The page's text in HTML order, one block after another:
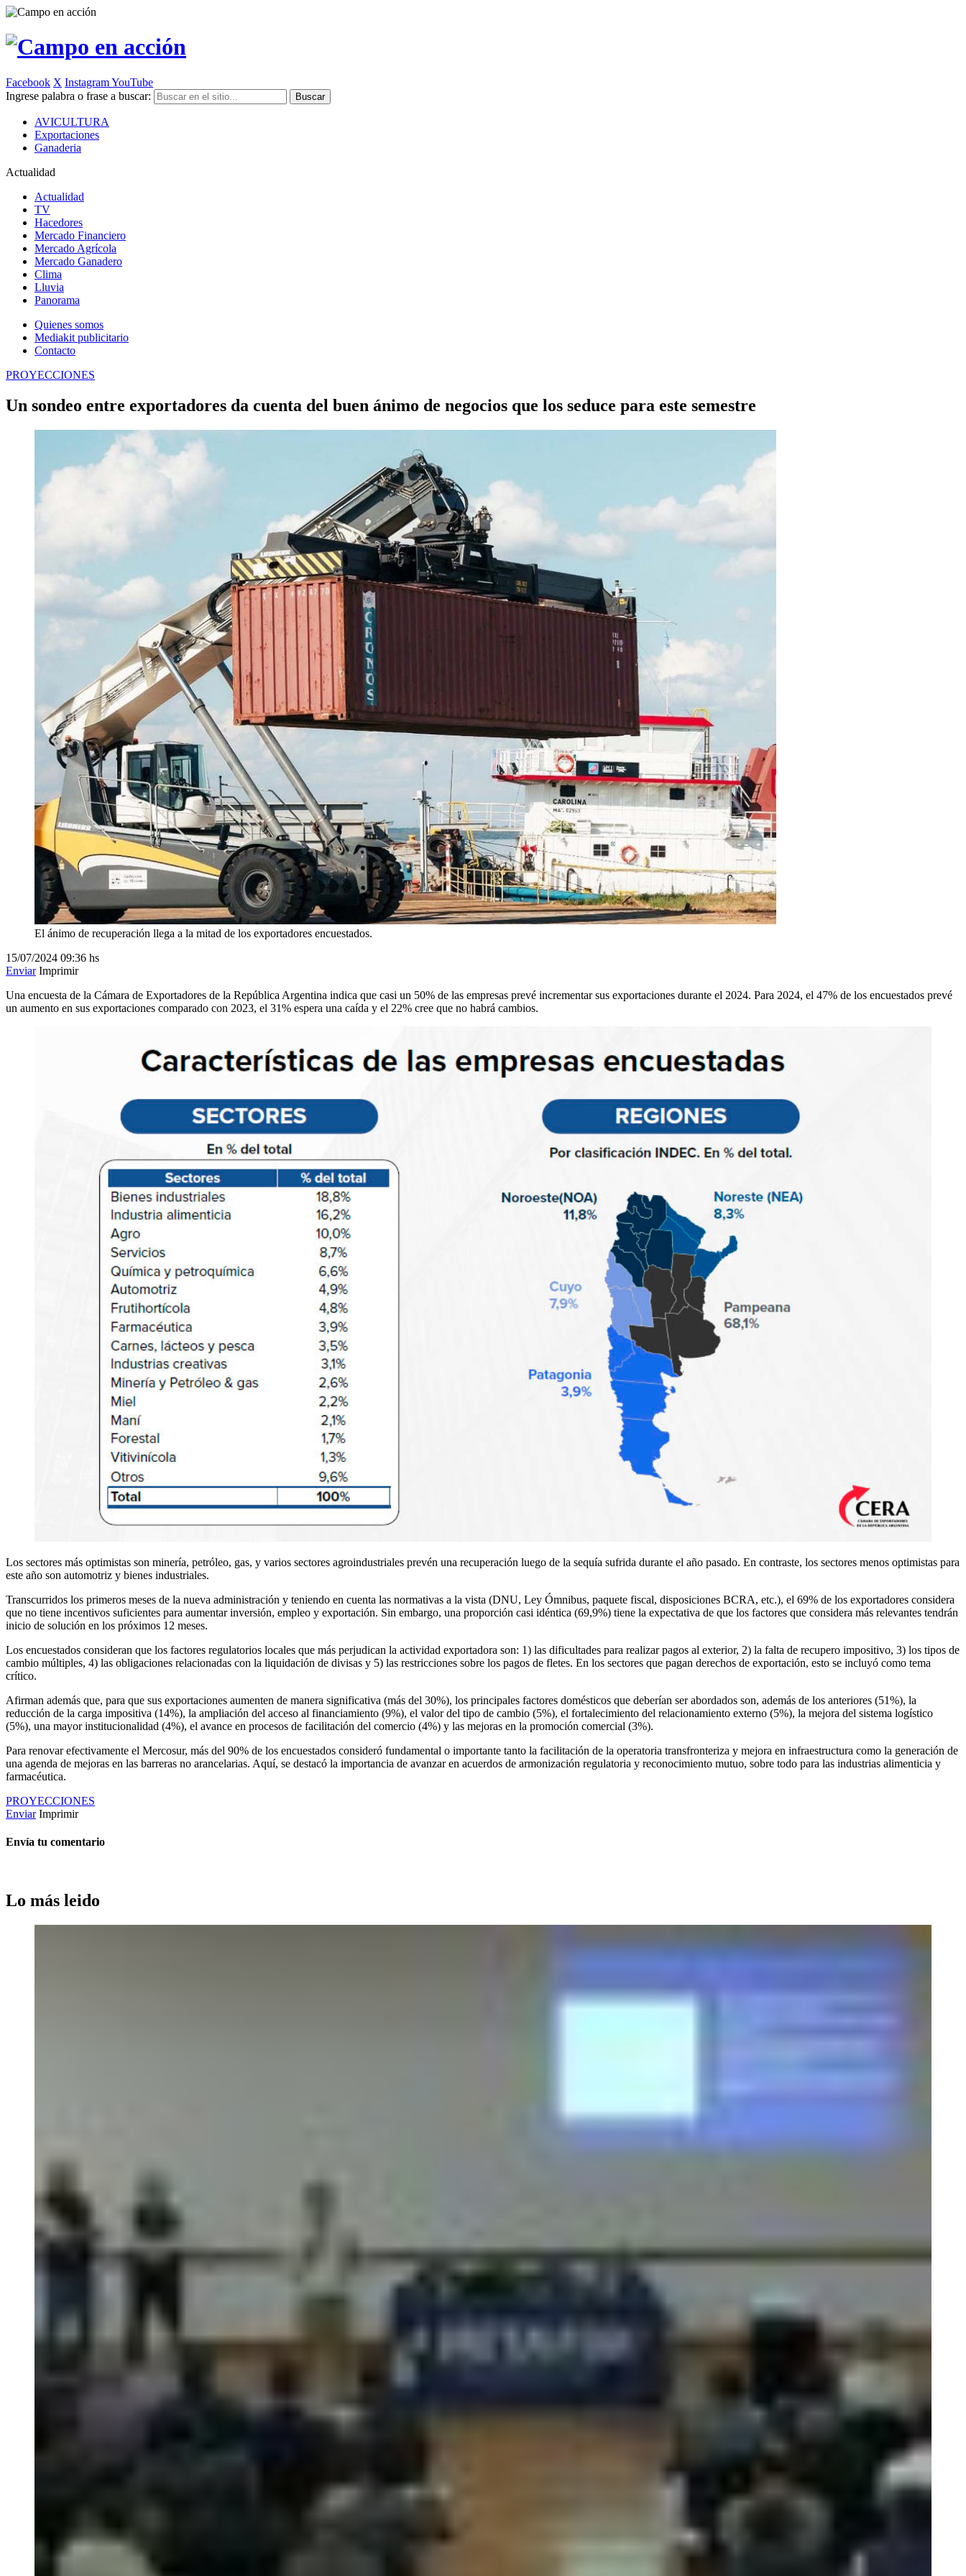
Facebook X InstagramYouTube
Ingrese palabra o frase a buscar:
AVICULTURA
Exportaciones
Ganaderia
Actualidad
Actualidad
TV
Hacedores
Mercado Financiero
Mercado Agrícola
Mercado Ganadero
Clima
Lluvia
Panorama
Quienes somos
Mediakit publicitario
Contacto
PROYECCIONES
Un sondeo entre exportadores da cuenta del buen ánimo de negocios que los seduce para este semestre
El ánimo de recuperación llega a la mitad de los exportadores encuestados.
15/07/2024 09:36 hs
Enviar Imprimir
Una encuesta de la Cámara de Exportadores de la República Argentina indica que casi un 50% de las empresas prevé incrementar sus exportaciones durante el 2024. Para 2024, el 47% de los encuestados prevé
un aumento en sus exportaciones comparado con 2023, el 31% espera una caída y el 22% cree que no habrá cambios.
Los sectores más optimistas son minería, petróleo, gas, y varios sectores agroindustriales prevén una recuperación luego de la sequía sufrida durante el año pasado. En contraste, los sectores menos optimistas para
este año son automotriz y bienes industriales.
Transcurridos los primeros meses de la nueva administración y teniendo en cuenta las normativas a la vista (DNU, Ley Ómnibus, paquete fiscal, disposiciones BCRA, etc.), el 69% de los exportadores considera
que no tiene incentivos suficientes para aumentar inversión, empleo y exportación. Sin embargo, una proporción casi idéntica (69,9%) tiene la expectativa de que los factores que considera más relevantes tendrán
inicio de solución en los próximos 12 meses.
Los encuestados consideran que los factores regulatorios locales que más perjudican la actividad exportadora son: 1) las dificultades para realizar pagos al exterior, 2) la falta de recupero impositivo, 3) los tipos de
cambio múltiples, 4) las obligaciones relacionadas con la liquidación de divisas y 5) las restricciones sobre los pagos de fletes. En los sectores que pagan derechos de exportación, esto se incluyó como tema
crítico.
Afirman además que, para que sus exportaciones aumenten de manera significativa (más del 30%), los principales factores domésticos que deberían ser abordados son, además de los anteriores (51%), la
reducción de la carga impositiva (14%), la ampliación del acceso al financiamiento (9%), el valor del tipo de cambio (5%), el fortalecimiento del relacionamiento externo (5%), la mejora del sistema logístico
(5%), una mayor institucionalidad (4%), el avance en procesos de facilitación del comercio (4%) y las mejoras en la promoción comercial (3%).
Para renovar efectivamente el Mercosur, más del 90% de los encuestados consideró fundamental o importante tanto la facilitación de la operatoria transfronteriza y mejora en infraestructura como la generación de
una agenda de mejoras en las barreras no arancelarias. Aquí, se destacó la importancia de avanzar en acuerdos de armonización regulatoria y reconocimiento mutuo, sobre todo para las industrias alimenticia y
farmacéutica.
PROYECCIONES
Enviar Imprimir
Envía tu comentario
Lo más leido